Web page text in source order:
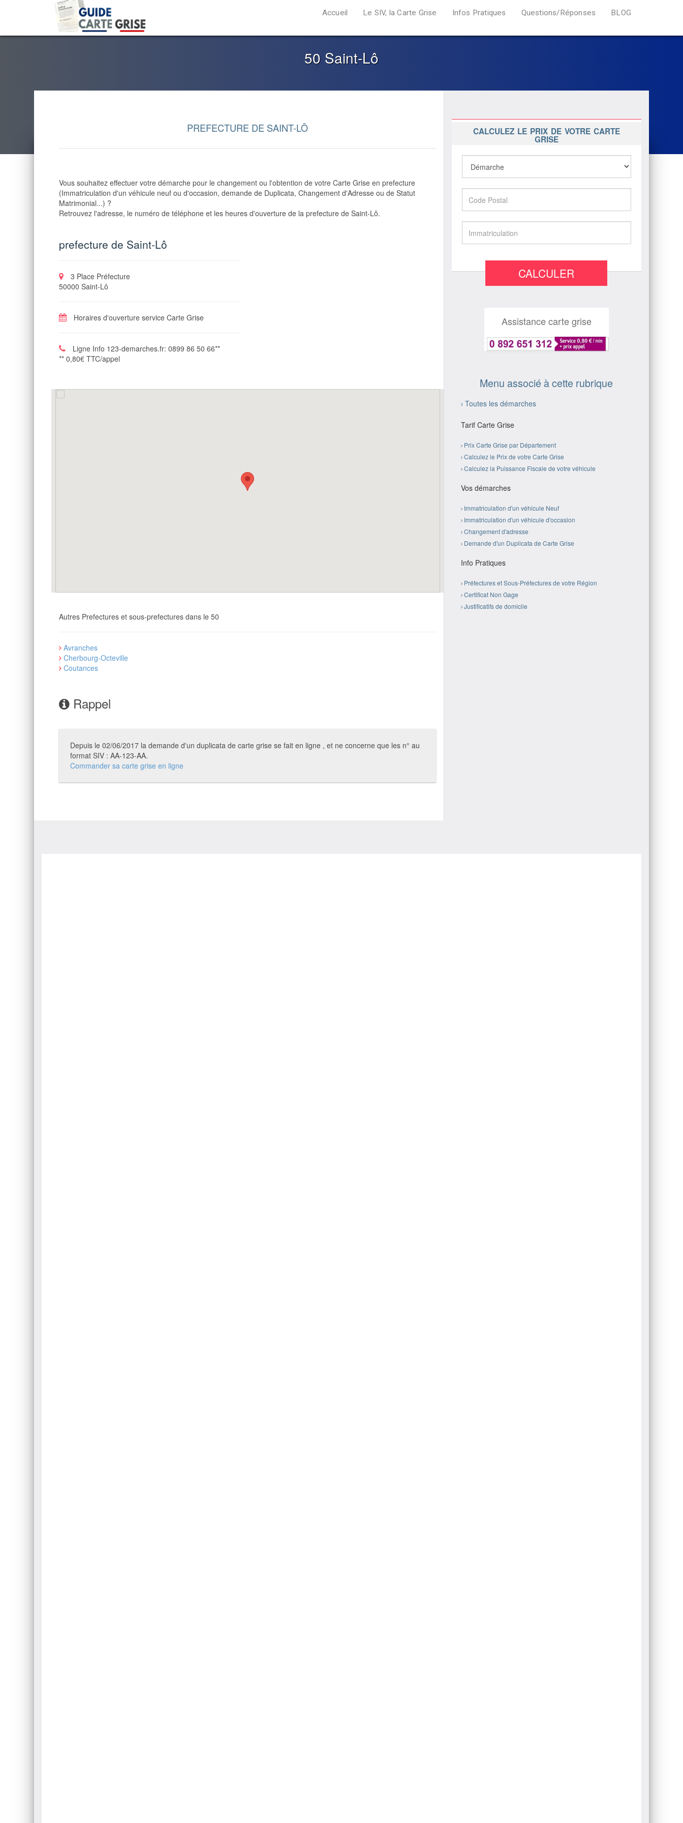
Accueil Le SIV, la Carte Grise Infos Pratiques Questions/Réponses BLOG
50 Saint-Lô
PREFECTURE DE SAINT-LÔ
Vous souhaitez effectuer votre démarche pour le changement ou l'obtention de votre Carte Grise en prefecture
(Immatriculation d'un véhicule neuf ou d'occasion, demande de Duplicata, Changement d'Adresse ou de Statut
Matrimonial...) ?
Retrouvez l'adresse, le numéro de téléphone et les heures d'ouverture de la prefecture de Saint-Lô.
prefecture de Saint-Lô
3 Place Préfecture
50000 Saint-Lô
Horaires d'ouverture service Carte Grise
Ligne Info 123-demarches.fr: 0899 86 50 66**
** 0,80€ TTC/appel
Autres Prefectures et sous-prefectures dans le 50
Avranches
Cherbourg-Octeville
Coutances
Rappel
Depuis le 02/06/2017 la demande d'un duplicata de carte grise se fait en ligne , et ne concerne que les n° au
format SIV : AA-123-AA.
Commander sa carte grise en ligne
CALCULEZ LE PRIX DE VOTRE CARTE
GRISE
CALCULER
Assistance carte grise
Menu associé à cette rubrique
Toutes les démarches
Tarif Carte Grise
Prix Carte Grise par Département
Calculez le Prix de votre Carte Grise
Calculez la Puissance Fiscale de votre véhicule
Vos démarches
Immatriculation d'un véhicule Neuf
Immatriculation d'un véhicule d'occasion
Changement d'adresse
Demande d'un Duplicata de Carte Grise
Info Pratiques
Préfectures et Sous-Préfectures de votre Région
Certificat Non Gage
Justificatifs de domicile